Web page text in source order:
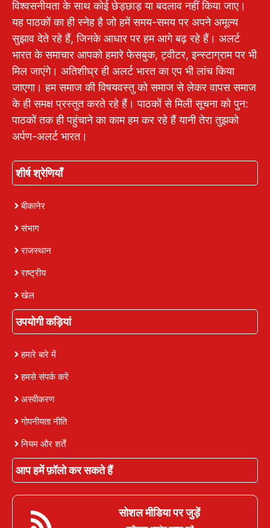
विश्वसनीयता के साथ कोई छेड़छाड़ या बदलाव नहीं किया जाए।
यह पाठकों का ही स्नेह है जो हमें समय-समय पर अपने अमूल्य
सुझाव देते रहे हैं, जिनके आधार पर हम आगे बढ़ रहे हैं। अलर्ट
भारत के समाचार आपको हमारे फेसबुक, ट्वीटर, इन्स्टाग्राम पर भी
मिल जाएंगे। अतिशीघ्र ही अलर्ट भारत का एप भी लांच किया
जाएगा। हम समाज की विषयवस्तु को समाज से लेकर वापस समाज
के ही समक्ष प्रस्तुत करते रहे हैं। पाठकों से मिली सूचना को पुन:
पाठकों तक ही पहुंचाने का काम हम कर रहे हैं यानी तेरा तुझको
अर्पण-अलर्ट भारत।
शीर्ष श्रेणियाँ
बीकानेर
संभाग
राजस्थान
राष्ट्रीय
खेल
उपयोगी कड़ियां
हमारे बारे में
हमसे संपर्क करें
अस्वीकरण
गोपनीयता नीति
नियम और शर्तें
आप हमें फ़ॉलो कर सकते हैं
सोशल मीडिया पर जुड़ें